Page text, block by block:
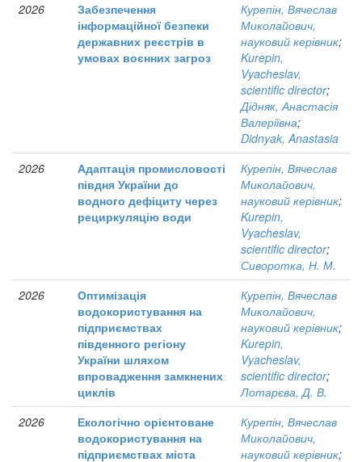
2026
Забезпечення
інформаційної безпеки
державних реєстрів в
умовах воєнних загроз
Курепін, Вячеслав
Миколайович,
науковий керівник;
Kurepin,
Vyacheslav,
scientific director;
Дідняк, Анастасія
Валеріївна;
Didnyak, Anastasia
2026
Адаптація промисловості
півдня України до
водного дефіциту через
рециркуляцію води
Курепін, Вячеслав
Миколайович,
науковий керівник;
Kurepin,
Vyacheslav,
scientific director;
Сиворотка, Н. М.
2026
Оптимізація
водокористування на
підприємствах
південного регіону
України шляхом
впровадження замкнених
циклів
Курепін, Вячеслав
Миколайович,
науковий керівник;
Kurepin,
Vyacheslav,
scientific director;
Лотарєва, Д. В.
2026
Екологічно орієнтоване
водокористування на
підприємствах міста
Курепін, Вячеслав
Миколайович,
науковий керівник;